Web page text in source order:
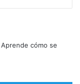
Aprende cómo se